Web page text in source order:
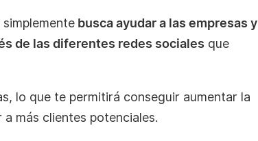
busca ayudar a las empresas y
de las diferentes redes sociales que
lo que te permitirá conseguir aumentar la
más clientes potenciales.